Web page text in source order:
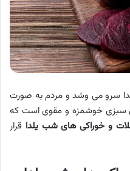
سرو می وشد و مردم به صورت
سبزی خوشمزه و مقوی است که
و خوراکی‌ های شب یلدا قرار